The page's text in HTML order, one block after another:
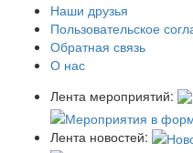
Наши друзья
Пользовательское
Обратная связь
О нас
Лента мероприятий:
Лента новостей: